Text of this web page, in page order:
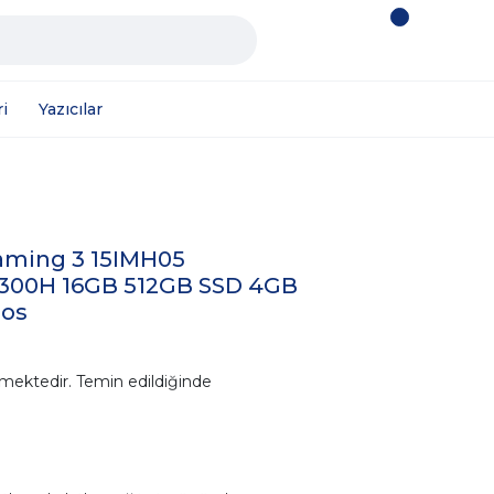
Yazıcılar
3 15IMH05
16GB 512GB SSD 4GB
Temin edildiğinde